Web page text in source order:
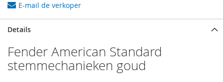
E-mail de verkoper
Details
Fender American Standard
stemmechanieken goud